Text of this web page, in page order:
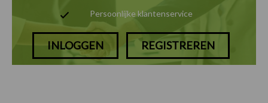
Persoonlijke klantenservice
INLOGGEN REGISTREREN